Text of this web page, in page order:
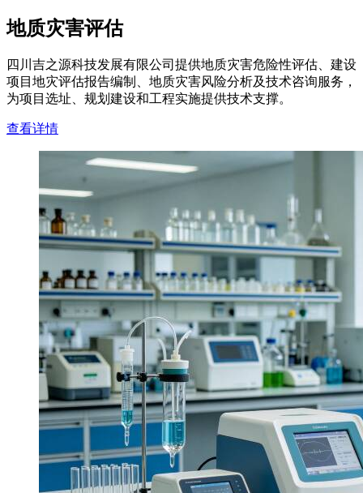
地质灾害评估
四川吉之源科技发展有限公司提供地质灾害危险性评估、建设
项目地灾评估报告编制、地质灾害风险分析及技术咨询服务，
为项目选址、规划建设和工程实施提供技术支撑。
查看详情